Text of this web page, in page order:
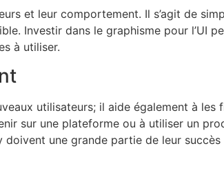
et leur comportement. Il s’agit de
Investir dans le graphisme pour l’UI
à utiliser.
utilisateurs; il aide également à
sur une plateforme ou à utiliser un
une grande partie de leur